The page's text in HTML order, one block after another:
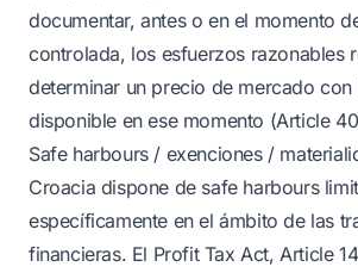
documentar, antes o en el momento
controlada, los esfuerzos razonables
determinar un precio de mercado
disponible en ese momento (Article
Safe harbours / exenciones /
Croacia dispone de safe harbours
específicamente en el ámbito de las
financieras. El Profit Tax Act, Article